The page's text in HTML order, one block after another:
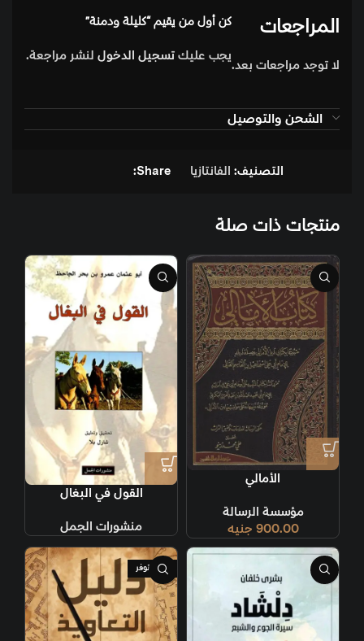
المراجعات
لا توجد مراجعات بعد.
كن أول من يقيم “كليلة ودمنة”
يجب عليك تسجيل الدخول لنشر مراجعة.
الشحن والتوصيل
التصنيف: الفانتازيا Share:
منتجات ذات صلة
الأمالي
مؤسسة الرسالة
900.00 جنيه
القول في البغال
منشورات الجمل
غير متوفر